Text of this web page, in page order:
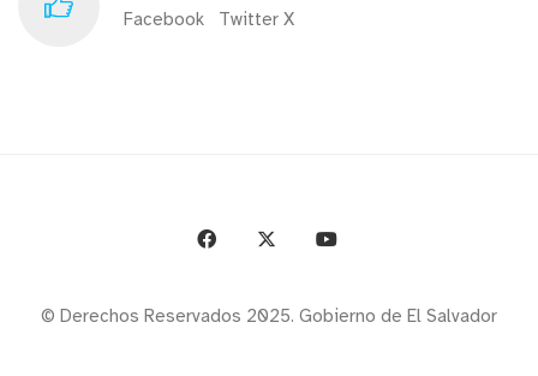
Facebook Twitter X
© Derechos Reservados 2025. Gobierno de El Salvador